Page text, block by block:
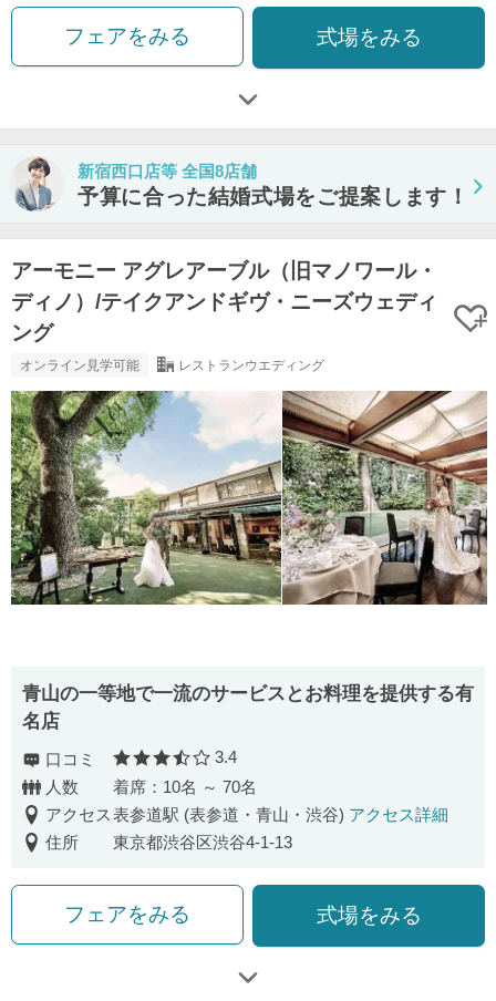
フェアをみる 式場をみる
新宿西口店等 全国8店舗
予算に合った結婚式場をご提案します！
アーモニー アグレアーブル（旧マノワール・
ディノ）/テイクアンドギヴ・ニーズウェディ
ング
オンライン見学可能 レストランウエディング
青山の一等地で一流のサービスとお料理を提供する有
名店
口コミ 口コミ評価
3.4
人数
着席：10名 ～ 70名
アクセス表参道駅 (表参道・青山・渋谷) アクセス詳細
住所
東京都渋谷区渋谷4-1-13
フェアをみる 式場をみる